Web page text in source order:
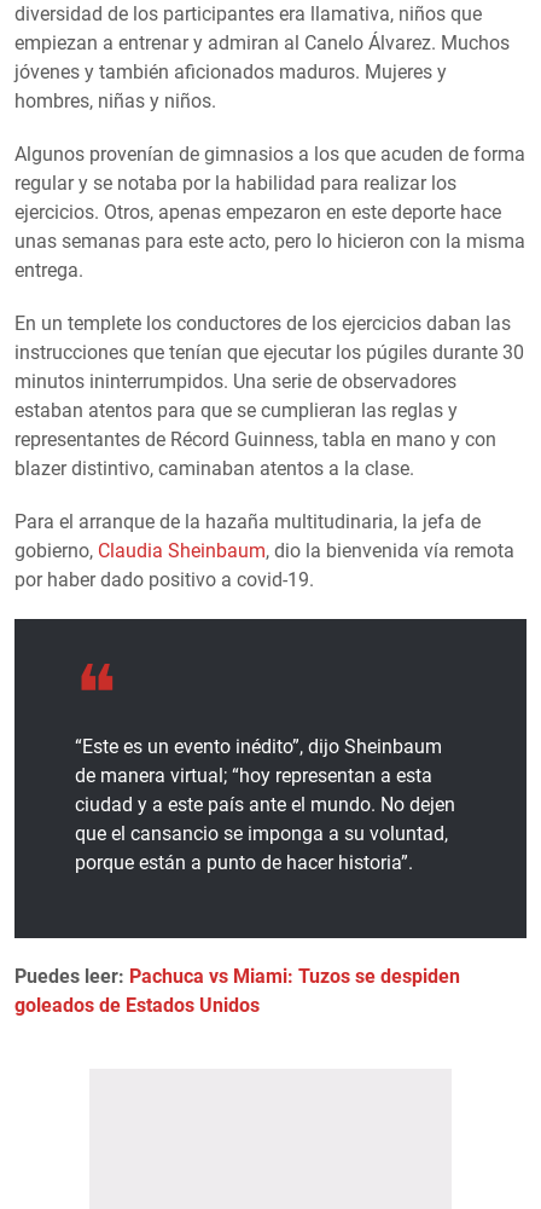
diversidad de los participantes era llamativa, niños que
empiezan a entrenar y admiran al Canelo Álvarez. Muchos
jóvenes y también aficionados maduros. Mujeres y
hombres, niñas y niños.
Algunos provenían de gimnasios a los que acuden de forma
regular y se notaba por la habilidad para realizar los
ejercicios. Otros, apenas empezaron en este deporte hace
unas semanas para este acto, pero lo hicieron con la misma
entrega.
En un templete los conductores de los ejercicios daban las
instrucciones que tenían que ejecutar los púgiles durante 30
minutos ininterrumpidos. Una serie de observadores
estaban atentos para que se cumplieran las reglas y
representantes de Récord Guinness, tabla en mano y con
blazer distintivo, caminaban atentos a la clase.
Para el arranque de la hazaña multitudinaria, la jefa de
gobierno, Claudia Sheinbaum, dio la bienvenida vía remota
por haber dado positivo a covid-19.
“Este es un evento inédito”, dijo Sheinbaum
de manera virtual; “hoy representan a esta
ciudad y a este país ante el mundo. No dejen
que el cansancio se imponga a su voluntad,
porque están a punto de hacer historia”.
Puedes leer: Pachuca vs Miami: Tuzos se despiden
goleados de Estados Unidos